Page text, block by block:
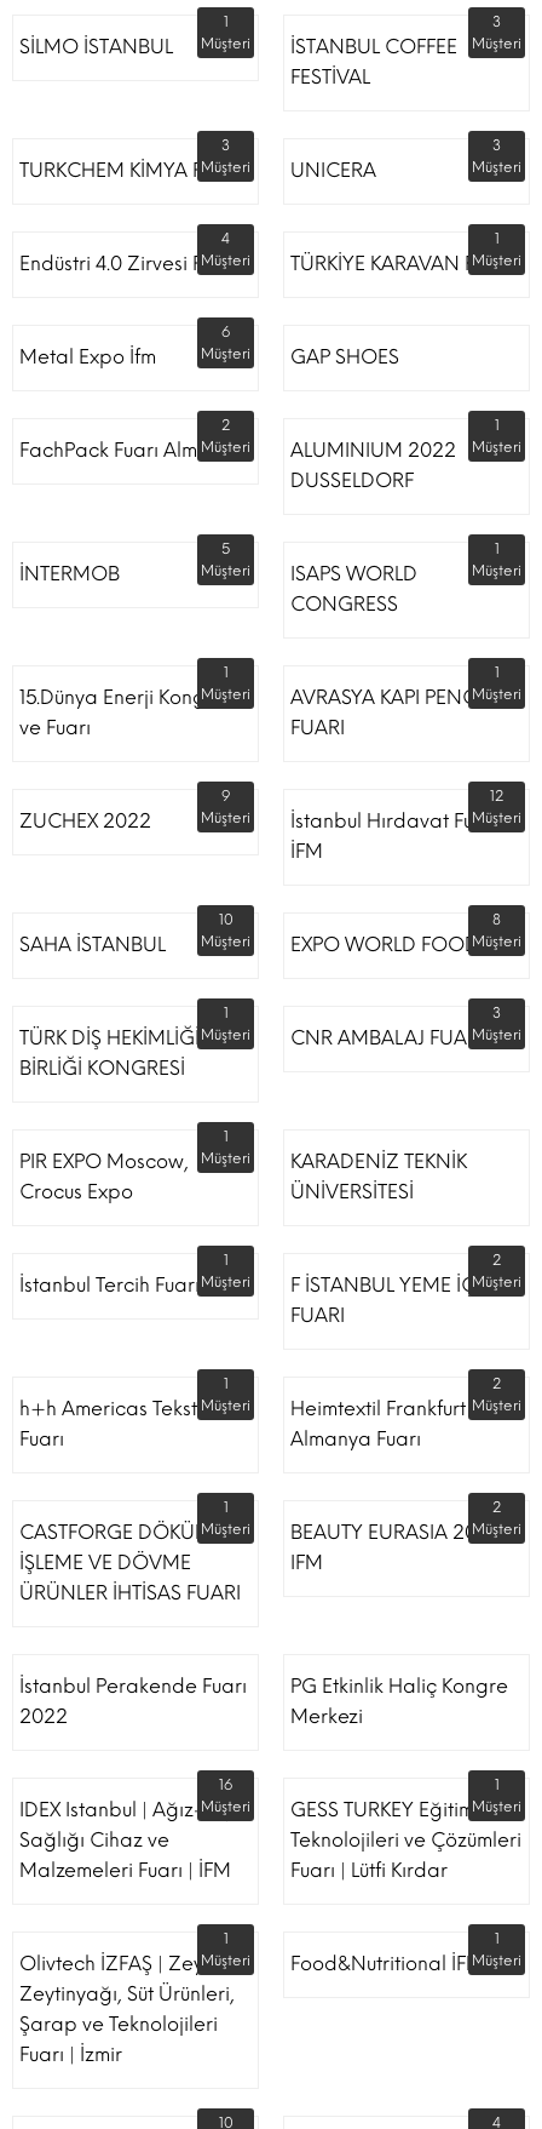
SİLMO İSTANBUL
1
Müşteri
İSTANBUL COFFEE
FESTİVAL
3
Müşteri
TURKCHEM KİMYA FUARI
3
Müşteri
UNICERA
3
Müşteri
Endüstri 4.0 Zirvesi Fuarı
4
Müşteri
TÜRKİYE KARAVAN FUARI
1
Müşteri
Metal Expo İfm
6
Müşteri
GAP SHOES
FachPack Fuarı Almanya
2
Müşteri
ALUMINIUM 2022
DUSSELDORF
1
Müşteri
İNTERMOB
5
Müşteri
ISAPS WORLD
CONGRESS
1
Müşteri
15.Dünya Enerji Kongresi
ve Fuarı
1
Müşteri
AVRASYA KAPI PENCERE
FUARI
1
Müşteri
ZUCHEX 2022
9
Müşteri
İstanbul Hırdavat Fuarı
İFM
12
Müşteri
SAHA İSTANBUL
10
Müşteri
EXPO WORLD FOOD
8
Müşteri
TÜRK DİŞ HEKİMLİĞİ
BİRLİĞİ KONGRESİ
1
Müşteri
CNR AMBALAJ FUARI
3
Müşteri
PIR EXPO Moscow,
Crocus Expo
1
Müşteri
KARADENİZ TEKNİK
ÜNİVERSİTESİ
İstanbul Tercih Fuarı
1
Müşteri
F İSTANBUL YEME İÇME
FUARI
2
Müşteri
h+h Americas Tekstil
Fuarı
1
Müşteri
Heimtextil Frankfurt
Almanya Fuarı
2
Müşteri
CASTFORGE DÖKÜM,
İŞLEME VE DÖVME
ÜRÜNLER İHTİSAS FUARI
1
Müşteri
BEAUTY EURASIA 2022
IFM
2
Müşteri
İstanbul Perakende Fuarı
2022
PG Etkinlik Haliç Kongre
Merkezi
IDEX Istanbul | Ağız-Diş
Sağlığı Cihaz ve
Malzemeleri Fuarı | İFM
16
Müşteri
GESS TURKEY Eğitim
Teknolojileri ve Çözümleri
Fuarı | Lütfi Kırdar
1
Müşteri
Olivtech İZFAŞ | Zeytin,
Zeytinyağı, Süt Ürünleri,
Şarap ve Teknolojileri
Fuarı | İzmir
1
Müşteri
Food&Nutritional İFM
1
Müşteri
10
4